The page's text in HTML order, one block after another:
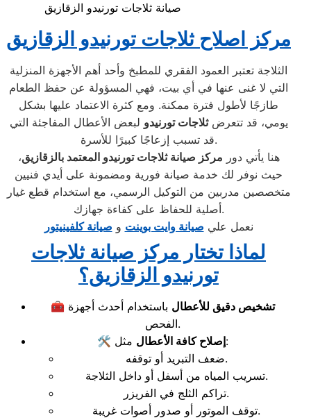
صيانة ثلاجات تورنيدو الزقازيق
مركز اصلاح ثلاجات تورنيدو الزقازيق
الثلاجة تعتبر العمود الفقري للمطبخ وأحد أهم الأجهزة المنزلية
التي لا غنى عنها في أي بيت، فهي المسؤولة عن حفظ الطعام
طازجًا لأطول فترة ممكنة. ومع كثرة الاعتماد عليها بشكل
يومي، قد تتعرضثلاجات تورنيدو لبعض الأعطال المفاجئة التي
قد تسبب إزعاجًا كبيرًا للأسرة.
هنا يأتي دور مركز صيانة ثلاجات تورنيدو المعتمد بالزقازيق،
حيث نوفر لك خدمة صيانة فورية ومضمونة على أيدي فنيين
متخصصين مدربين من التوكيل الرسمي، مع استخدام قطع غيار
أصلية للحفاظ على كفاءة جهازك.
نعمل علي صيانة وايت بوينت و صيانة كلفينيتور
لماذا تختار مركز صيانة ثلاجات
تورنيدو الزقازيق؟
🧰 تشخيص دقيق للأعطال باستخدام أحدث أجهزة
الفحص.
🛠️
إصلاح كافة الأعطالمثل:
ضعف التبريد أو توقفه.
تسريب المياه من أسفل أو داخل الثلاجة.
تراكم الثلج في الفريزر.
توقف الموتور أو صدور أصوات غريبة.